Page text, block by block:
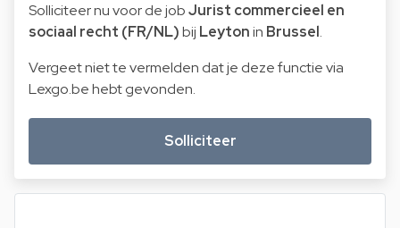
Solliciteer nu voor de jobJurist commercieel en
sociaal recht (FR/NL)bij Leytonin Brussel.
Vergeet niet te vermelden dat je deze functie via
Lexgo.be hebt gevonden.
Solliciteer